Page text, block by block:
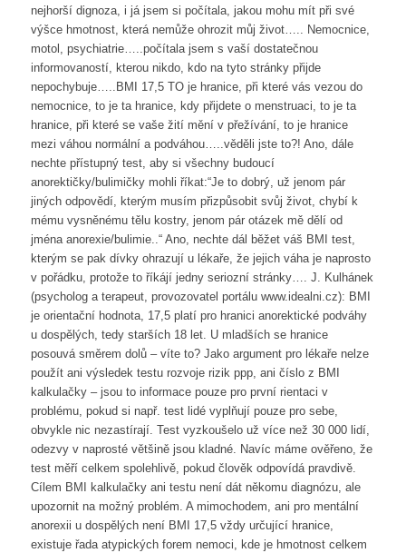
nejhorší dignoza, i já jsem si počítala, jakou mohu mít při své
výšce hmotnost, která nemůže ohrozit můj život….. Nemocnice,
motol, psychiatrie…..počítala jsem s vaší dostatečnou
informovaností, kterou nikdo, kdo na tyto stránky přijde
nepochybuje…..BMI 17,5 TO je hranice, při které vás vezou do
nemocnice, to je ta hranice, kdy přijdete o menstruaci, to je ta
hranice, při které se vaše žití mění v přežívání, to je hranice
mezi váhou normální a podváhou…..věděli jste to?! Ano, dále
nechte přístupný test, aby si všechny budoucí
anorektičky/bulimičky mohli říkat:“Je to dobrý, už jenom pár
jiných odpovědí, kterým musím přizpůsobit svůj život, chybí k
mému vysněnému tělu kostry, jenom pár otázek mě dělí od
jména anorexie/bulimie..“ Ano, nechte dál běžet váš BMI test,
kterým se pak dívky ohrazují u lékaře, že jejich váha je naprosto
v pořádku, protože to říkájí jedny seriozní stránky…. J. Kulhánek
(psycholog a terapeut, provozovatel portálu www.idealni.cz): BMI
je orientační hodnota, 17,5 platí pro hranici anorektické podváhy
u dospělých, tedy starších 18 let. U mladších se hranice
posouvá směrem dolů – víte to? Jako argument pro lékaře nelze
použít ani výsledek testu rozvoje rizik ppp, ani číslo z BMI
kalkulačky – jsou to informace pouze pro první rientaci v
problému, pokud si např. test lidé vyplňují pouze pro sebe,
obvykle nic nezastírají. Test vyzkoušelo už více než 30 000 lidí,
odezvy v naprosté většině jsou kladné. Navíc máme ověřeno, že
test měří celkem spolehlivě, pokud člověk odpovídá pravdivě.
Cílem BMI kalkulačky ani testu není dát někomu diagnózu, ale
upozornit na možný problém. A mimochodem, ani pro mentální
anorexii u dospělých není BMI 17,5 vždy určující hranice,
existuje řada atypických forem nemoci, kde je hmotnost celkem